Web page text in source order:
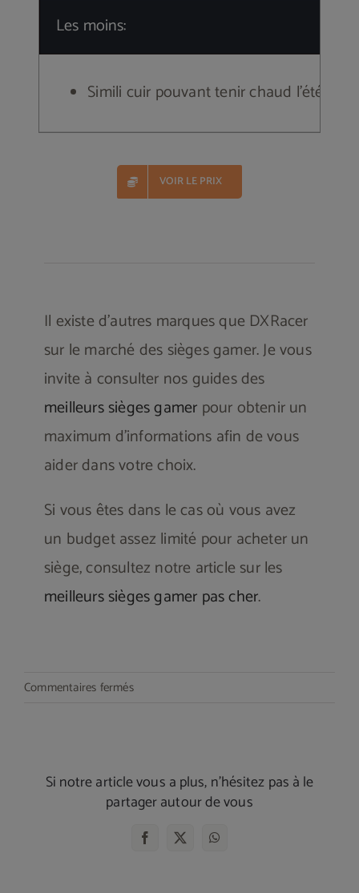
Les moins:
Simili cuir pouvant tenir chaud l’été
VOIR LE PRIX
Il existe d’autres marques que DXRacer
sur le marché des sièges gamer. Je vous
invite à consulter nos guides des
meilleurs sièges gamer pour obtenir un
maximum d’informations afin de vous
aider dans votre choix.
Si vous êtes dans le cas où vous avez
un budget assez limité pour acheter un
siège, consultez notre article sur les
meilleurs sièges gamer pas cher.
Commentaires ferméssur
Si notre article vous a plus, n'hésitez pas à le
partager autour de vous
Facebook
X WhatsApp